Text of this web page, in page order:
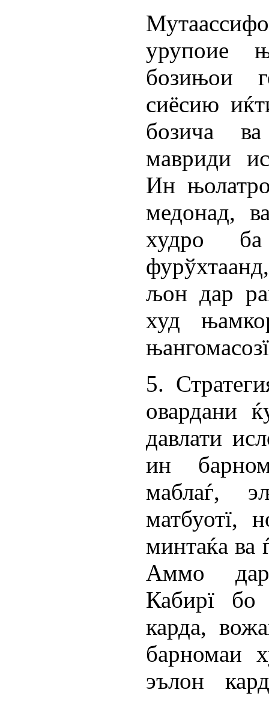
урупоие
бозињои
сиёсию
бозича
мавриди
Ин
медонад,
худро ба
љон дар
худ
5.
овардани
давлати
ин
маблаѓ,
матбуотї,
минтаќа ва
Аммо
Кабирї бо
карда,
барномаи
эълон